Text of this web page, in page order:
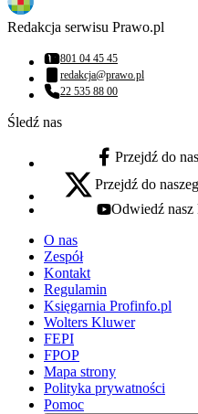
Redakcja serwisu Prawo.pl
Numer telefonu:
801 04 45 45
Adres email:
redakcja@prawo.pl
Numer telefonu:
22 535 88 00
Śledź nas
facebook - otwiera się
Przejdź do
x - otwiera się w nowej karcie
Przejdź do
youtube - otwiera się
Odwiedź nasz
O nas
Zespół
Kontakt
Regulamin
Księgarnia Profinfo.pl
Wolters Kluwer
FEPI
FPOP
Mapa strony
Polityka prywatności
Pomoc